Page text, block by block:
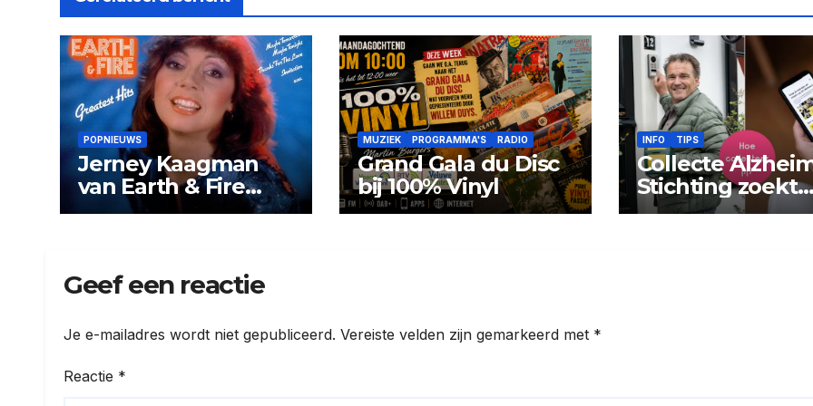
POPNIEUWS
Jerney Kaagman
van Earth & Fire
overleden (79)
MUZIEK PROGRAMMA'S RADIO
Grand Gala du Disc
bij 100% Vinyl
INFO TIPS
Collecte
Stichting zoekt
collectanten
Geef een reactie
Je e-mailadres wordt niet gepubliceerd. Vereiste velden zijn gemarkeerd met *
Reactie *